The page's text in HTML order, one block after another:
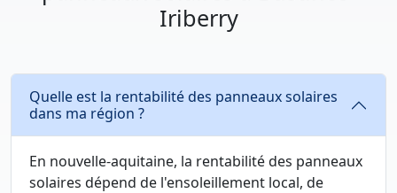
Iriberry
Quelle est la rentabilité des panneaux solaires
dans ma région ?
En nouvelle-aquitaine, la rentabilité des panneaux
solaires dépend de l'ensoleillement local, de